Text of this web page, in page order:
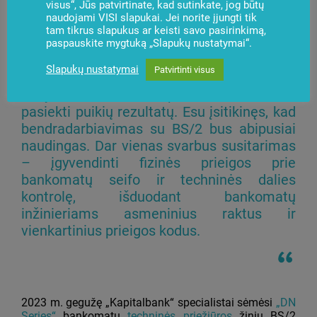
Įdiegę naujus savitarnos įrenginius su
specializuota programine įranga ir
pasiekti puikių rezultatų. Esu įsitikinęs, kad
bendradarbiavimas su BS/2 bus abipusiai
naudingas. Dar vienas svarbus susitarimas
– įgyvendinti fizinės prieigos prie
bankomatų seifo ir techninės dalies
kontrolę, išduodant bankomatų
inžinieriams asmeninius raktus ir
vienkartinius prieigos kodus.
2023 m. gegužę „Kapitalbank“ specialistai sėmėsi „DN
visus“, Jūs patvirtinate, kad sutinkate, jog būtų
naudojami VISI slapukai. Jei norite įjungti tik
tam tikrus slapukus ar keisti savo pasirinkimą,
paspauskite mygtuką „Slapukų nustatymai“.
Slapukų nustatymai Patvirtinti visus